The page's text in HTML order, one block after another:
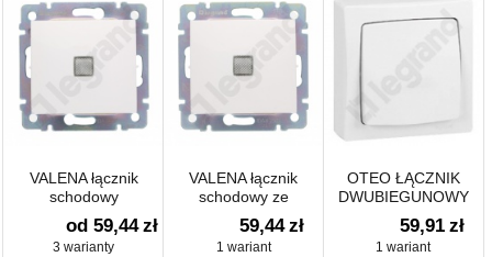
VALENA łącznik
schodowy
podświetlany
od 59,44 zł
3 warianty
VALENA łącznik
schodowy ze
wskaźnikiem
przepływu prądu
59,44 zł
1 wariant
OTEO ŁĄCZNIK
DWUBIEGUNOWY
59,91 zł
1 wariant